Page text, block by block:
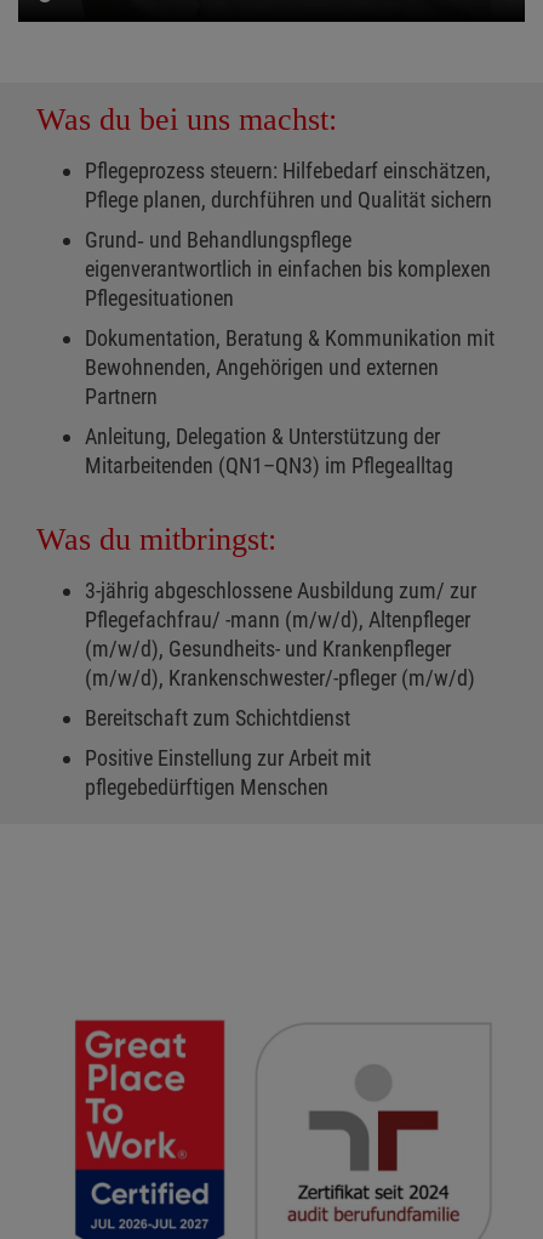
Was du bei uns machst:
Pflegeprozess steuern: Hilfebedarf einschätzen,
Pflege planen, durchführen und Qualität sichern
Grund‑ und Behandlungspflege
eigenverantwortlich in einfachen bis komplexen
Pflegesituationen
Dokumentation, Beratung & Kommunikation mit
Bewohnenden, Angehörigen und externen
Partnern
Anleitung, Delegation & Unterstützung der
Mitarbeitenden (QN1–QN3) im Pflegealltag
Was du mitbringst:
3-jährig abgeschlossene Ausbildung zum/ zur
Pflegefachfrau/ -mann (m/w/d), Altenpfleger
(m/w/d), Gesundheits- und Krankenpfleger
(m/w/d), Krankenschwester/-pfleger (m/w/d)
Bereitschaft zum Schichtdienst
Positive Einstellung zur Arbeit mit
pflegebedürftigen Menschen